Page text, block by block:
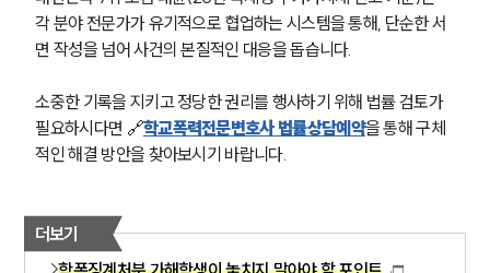
각 분야 전문가가 유기적으로 협업하는 시스템을 통해, 단순한 서
면 작성을 넘어 사건의 본질적인 대응을 돕습니다.
소중한 기록을 지키고 정당한 권리를 행사하기 위해 법률 검토가
필요하시다면 🔗학교폭력전문변호사 법률상담예약을 통해 구체
적인 해결 방안을 찾아보시기 바랍니다.
더보기